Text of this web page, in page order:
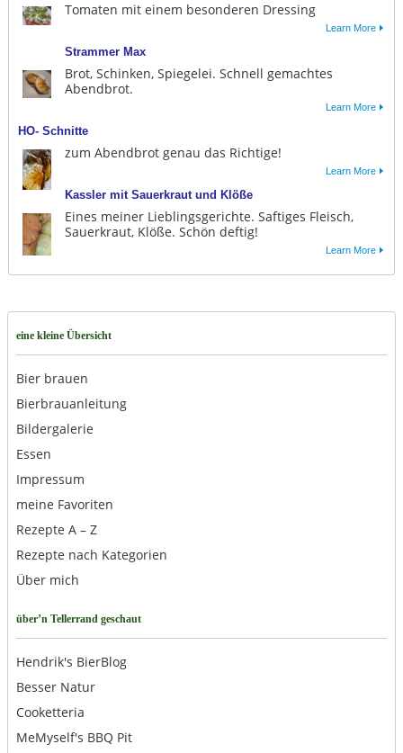
Tomaten mit einem besonderen Dressing
Learn More
Strammer Max
Brot, Schinken, Spiegelei. Schnell gemachtes
Abendbrot.
Learn More
HO- Schnitte
zum Abendbrot genau das Richtige!
Learn More
Kassler mit Sauerkraut und Klöße
Eines meiner Lieblingsgerichte. Saftiges Fleisch,
Sauerkraut, Klöße. Schön deftig!
Learn More
eine kleine Übersicht
Bier brauen
Bierbrauanleitung
Bildergalerie
Essen
Impressum
meine Favoriten
Rezepte A – Z
Rezepte nach Kategorien
Über mich
über’n Tellerrand geschaut
Hendrik's BierBlog
Besser Natur
Cooketteria
MeMyself's BBQ Pit